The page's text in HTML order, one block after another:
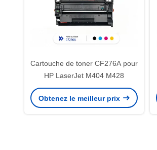
Cartouche de toner CF276A pour
HP LaserJet M404 M428
Obtenez le meilleur prix